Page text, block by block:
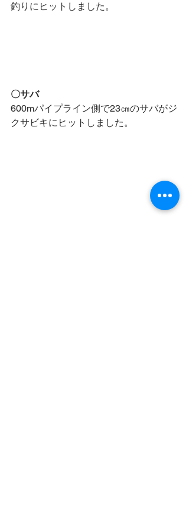
釣りにヒットしました。
〇サバ
600mパイプライン側で23㎝のサバがジ
クサビキにヒットしました。